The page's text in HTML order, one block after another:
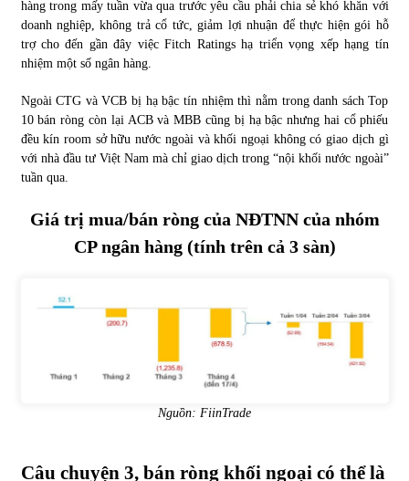
hàng trong mấy tuần vừa qua trước yêu cầu phải chia sẻ khó khăn với
doanh nghiệp, không trả cổ tức, giảm lợi nhuận để thực hiện gói hỗ
trợ cho đến gần đây việc Fitch Ratings hạ triển vọng xếp hạng tín
nhiệm một số ngân hàng.
Ngoài CTG và VCB bị hạ bậc tín nhiệm thì nằm trong danh sách Top
10 bán ròng còn lại ACB và MBB cũng bị hạ bậc nhưng hai cổ phiếu
đều kín room sở hữu nước ngoài và khối ngoại không có giao dịch gì
với nhà đầu tư Việt Nam mà chỉ giao dịch trong “nội khối nước ngoài”
tuần qua.
Giá trị mua/bán ròng của NĐTNN của nhóm
CP ngân hàng (tính trên cả 3 sàn)
Nguồn: FiinTrade
Câu chuyện 3, bán ròng khối ngoại có thể là